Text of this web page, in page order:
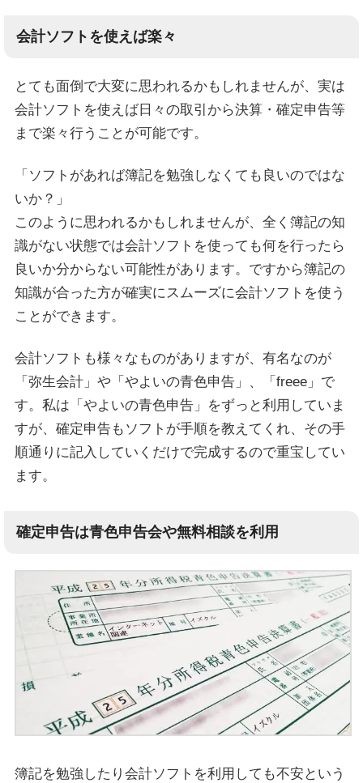
会計ソフトを使えば楽々
とても面倒で大変に思われるかもしれませんが、実は
会計ソフトを使えば日々の取引から決算・確定申告等
まで楽々行うことが可能です。
「ソフトがあれば簿記を勉強しなくても良いのではな
いか？」
このように思われるかもしれませんが、全く簿記の知
識がない状態では会計ソフトを使っても何を行ったら
良いか分からない可能性があります。ですから簿記の
知識が合った方が確実にスムーズに会計ソフトを使う
ことができます。
会計ソフトも様々なものがありますが、有名なのが
「弥生会計」や「やよいの青色申告」、「freee」で
す。私は「やよいの青色申告」をずっと利用していま
すが、確定申告もソフトが手順を教えてくれ、その手
順通りに記入していくだけで完成するので重宝してい
ます。
確定申告は青色申告会や無料相談を利用
簿記を勉強したり会計ソフトを利用しても不安という